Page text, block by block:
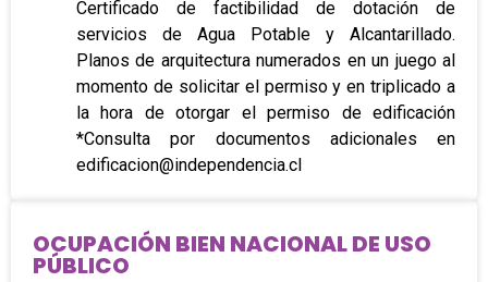
Certificado de factibilidad de dotación de
servicios de Agua Potable y Alcantarillado.
Planos de arquitectura numerados en un juego al
momento de solicitar el permiso y en triplicado a
la hora de otorgar el permiso de edificación
*Consulta por documentos adicionales en
edificacion@independencia.cl
OCUPACIÓN BIEN NACIONAL DE USO
PÚBLICO